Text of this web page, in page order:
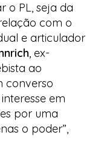
o PL, seja da
com o
e articulador
, ex-
ao
converso
em
por uma
o poder”,